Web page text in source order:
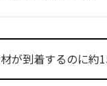
が到着するのに約